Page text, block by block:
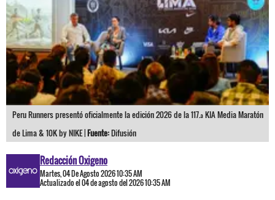
Peru Runners presentó oficialmente la edición 2026 de la 117.ª KIA Media Maratón
de Lima & 10K by NIKE |Fuente:Difusión
Redacción Oxigeno
Martes, 04 De Agosto 2026 10:35 AM
Actualizado el 04 de agosto del 2026 10:35 AM